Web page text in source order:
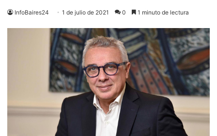
InfoBaires24 1 de julio de 2021 0 1 minuto de lectura